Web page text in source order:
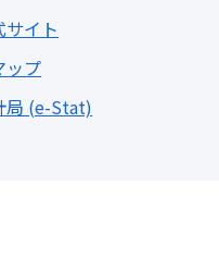
サイト
ップ
局 (e-Stat)